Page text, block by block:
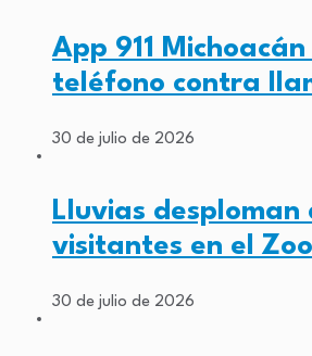
App 911
teléfono contra
30 de julio de 2026
Lluvias
visitantes en el
30 de julio de 2026